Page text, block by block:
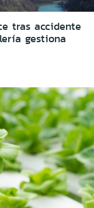
tras accidente
gestiona